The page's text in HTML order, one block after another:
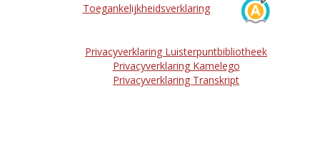
Toegankelijkheidsverklaring
Privacyverklaring Luisterpuntbibliotheek
Privacyverklaring Kamelego
Privacyverklaring Transkript